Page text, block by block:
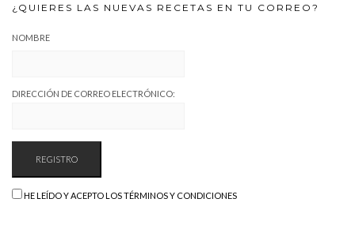
¿QUIERES LAS NUEVAS RECETAS EN TU CORREO?
NOMBRE
DIRECCIÓN DE CORREO ELECTRÓNICO:
HE LEÍDO Y ACEPTO LOS TÉRMINOS Y CONDICIONES